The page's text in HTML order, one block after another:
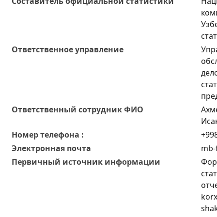
Ответственное управление
Oтветственный сотрудник ФИО
Номер телефона :
Электронная почта
Первичный источник информации